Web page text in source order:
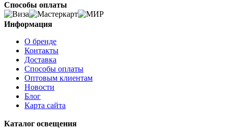
Способы оплаты
Информация
О бренде
Контакты
Доставка
Способы оплаты
Оптовым клиентам
Новости
Блог
Карта сайта
Каталог освещения